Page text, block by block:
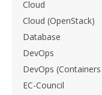
Cloud
Cloud (OpenStack)
Database
DevOps
DevOps
EC-Council